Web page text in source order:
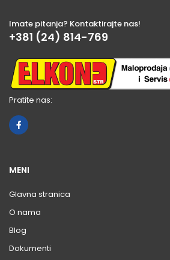
Imate pitanja? Kontaktirajte nas!
+381 (24) 814-769
Pratite nas:
MENI
Glavna stranica
O nama
Blog
Dokumenti